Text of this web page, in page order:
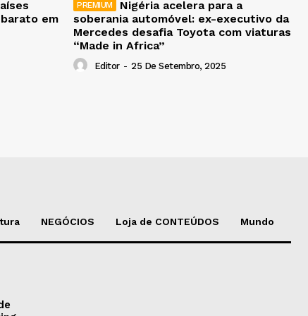
em
Nigéria acelera para a
soberania automóvel: ex-executivo da
Mercedes desafia Toyota com viaturas
“Made in Africa”
Editor - 25 De Setembro, 2025
NEGÓCIOS Loja de CONTEÚDOS Mundo